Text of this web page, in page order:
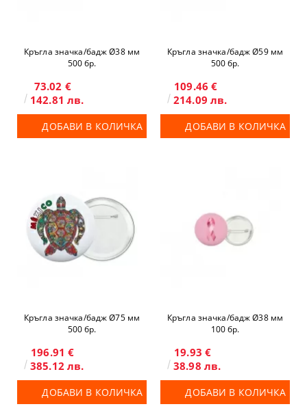
Кръгла значка/бадж Ø38 мм
500 бр.
73.02 €
142.81 лв.
ДОБАВИ В КОЛИЧКА
Кръгла значка/бадж Ø59 мм
500 бр.
109.46 €
214.09 лв.
ДОБАВИ В КОЛИЧКА
Кръгла значка/бадж Ø75 мм
500 бр.
196.91 €
385.12 лв.
ДОБАВИ В КОЛИЧКА
Кръгла значка/бадж Ø38 мм
100 бр.
19.93 €
38.98 лв.
ДОБАВИ В КОЛИЧКА